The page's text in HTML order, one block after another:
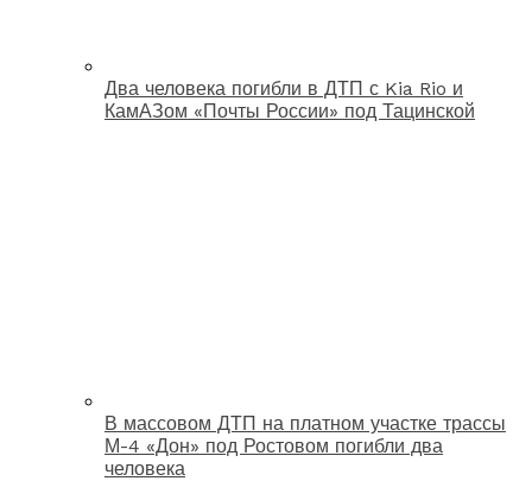
Два человека погибли в ДТП с Kia Rio и
КамАЗом «Почты России» под Тацинской
В массовом ДТП на платном участке трассы
М-4 «Дон» под Ростовом погибли два
человека